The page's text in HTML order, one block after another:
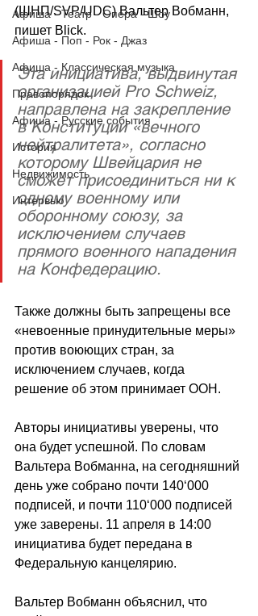
Афиша - Театр - Опера - Шоу
Афиша - Поп - Рок - Джаз
Афиша - Классическая музыка
Правопорядок
Афиша - Русские события
История
Недвижимость
Интервью
(ШНП/SVP/UDC) Вальтер Вобманн,
пишет Blick.
Эта инициатива, выдвинутая
организацией Pro Schweiz,
направлена на закрепление
в Конституции «вечного
нейтралитета», согласно
которому Швейцария не
сможет присоединиться ни к
одному военному или
оборонному союзу, за
исключением случаев
прямого военного нападения
на Конфедерацию.
Также должны быть запрещены все
«невоенные принудительные меры»
против воюющих стран, за
исключением случаев, когда
решение об этом принимает ООН.
Авторы инициативы уверены, что
она будет успешной. По словам
Вальтера Вобманна, на сегодняшний
день уже собрано почти 140‘000
подписей, и почти 110‘000 подписей
уже заверены. 11 апреля в 14:00
инициатива будет передана в
Федеральную канцелярию.
Вальтер Вобманн объяснил, что